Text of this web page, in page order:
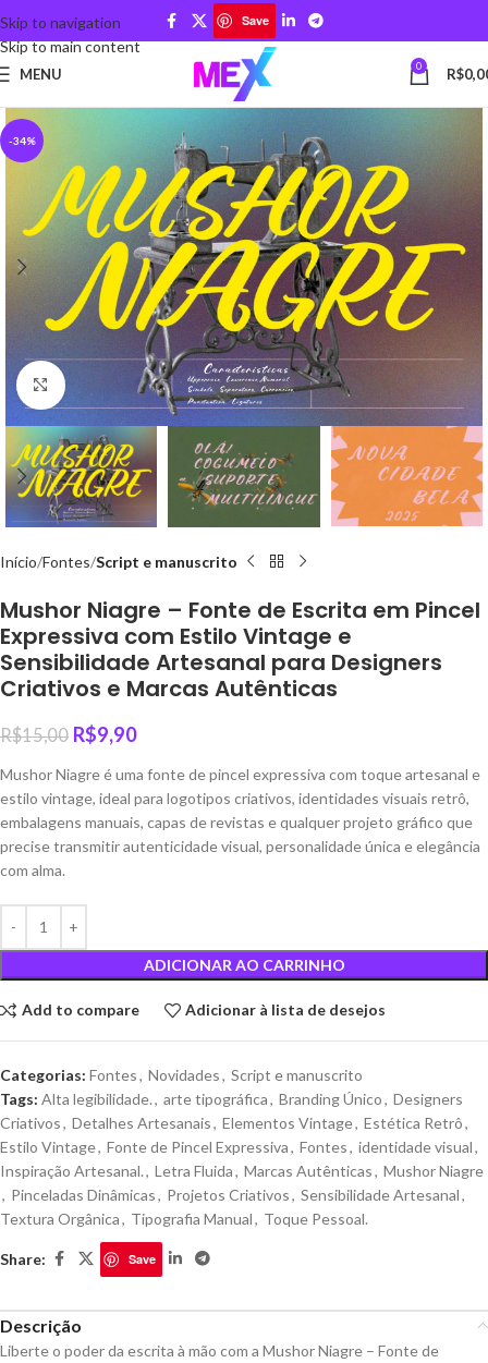
Skip to navigation
Skip to main content
Save
MENU 0 R$
-34%
Click to enlarge
Início Fontes Script e manuscrito
Mushor Niagre – Fonte de Escrita em Pincel
Expressiva com Estilo Vintage e
Sensibilidade Artesanal para Designers
Criativos e Marcas Autênticas
R$15,00 R$9,90
Mushor Niagre é uma fonte de pincel expressiva com toque artesanal e
estilo vintage, ideal para logotipos criativos, identidades visuais retrô,
embalagens manuais, capas de revistas e qualquer projeto gráfico que
precise transmitir autenticidade visual, personalidade única e elegância
com alma.
ADICIONAR AO CARRINHO
Add to compare Adicionar à lista de desejos
Categorias: Fontes, Novidades, Script e manuscrito
Tags: Alta legibilidade., arte tipográfica, Branding Único, Designers
Criativos, Detalhes Artesanais, Elementos Vintage, Estética Retrô,
Estilo Vintage, Fonte de Pincel Expressiva, Fontes, identidade visual,
Inspiração Artesanal., Letra Fluida, Marcas Autênticas, Mushor Niagre
, Pinceladas Dinâmicas, Projetos Criativos, Sensibilidade Artesanal,
Textura Orgânica, Tipografia Manual, Toque Pessoal.
Share: Save
Descrição
Liberte o poder da escrita à mão com a Mushor Niagre – Fonte de